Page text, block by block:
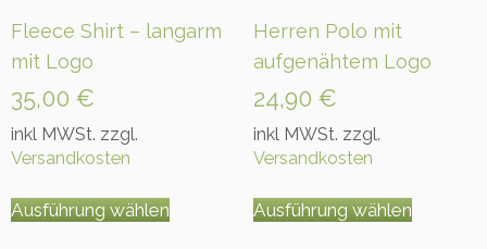
Fleece Shirt – langarm
mit Logo
35,00 €
inkl MWSt. zzgl.
Versandkosten
Ausführung wählenProdukt
Herren Polo mit
aufgenähtem Logo
24,90 €
inkl MWSt. zzgl.
Versandkosten
Ausführung wählenProdukt